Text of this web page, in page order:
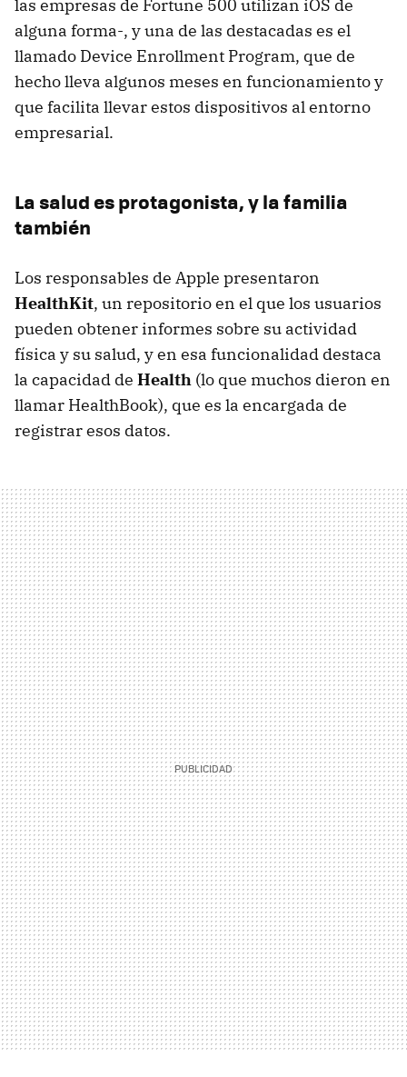
las empresas de Fortune 500 utilizan iOS de
alguna forma-, y una de las destacadas es el
llamado Device Enrollment Program, que de
hecho lleva algunos meses en funcionamiento y
que facilita llevar estos dispositivos al entorno
empresarial.
La salud es protagonista, y la familia
también
Los responsables de Apple presentaron
HealthKit, un repositorio en el que los usuarios
pueden obtener informes sobre su actividad
física y su salud, y en esa funcionalidad destaca
la capacidad de Health (lo que muchos dieron en
llamar HealthBook), que es la encargada de
registrar esos datos.